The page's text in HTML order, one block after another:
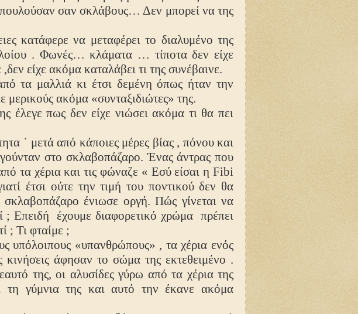
πουλούσαν σαν σκλάβους… Δεν μπορεί να της
κατάφερε να μεταφέρει το διαλυμένο της
. Φωνές… κλάματα … τίποτα δεν είχε
είχε ακόμα καταλάβει τι της συνέβαινε.
τα μαλλιά κι έτσι δεμένη όπως ήταν την
ακόμα «συνταξιδιώτες» της.
πως δεν είχε νιώσει ακόμα τι θα πει
˙ μετά από κάποιες μέρες βίας , πόνου και
στο σκλαβοπάζαρο. Ένας άντρας που
τα χέρια και τις φώναζε « Εσύ είσαι η Fibi
έτσι ούτε την τιμή του ποντικού δεν θα
ένιωσε οργή. Πώς γίνεται να
; Επειδή έχουμε διαφορετικό χρώμα πρέπει
; Τι φταίμε ;
υπόλοιπους «υπανθρώπους» , τα χέρια ενός
κινήσεις άφησαν το σώμα της εκτεθειμένο .
της, οι αλυσίδες γύρω από τα χέρια της
τη γύμνια της και αυτό την έκανε ακόμα